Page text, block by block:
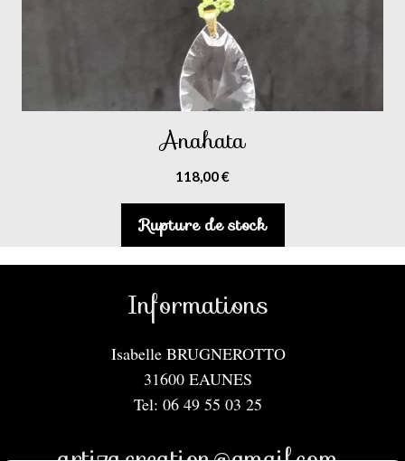
Anahata
118,00€
Rupture de stock
Informations
Isabelle BRUGNEROTTO
31600 EAUNES
Tel: 06 49 55 03 25